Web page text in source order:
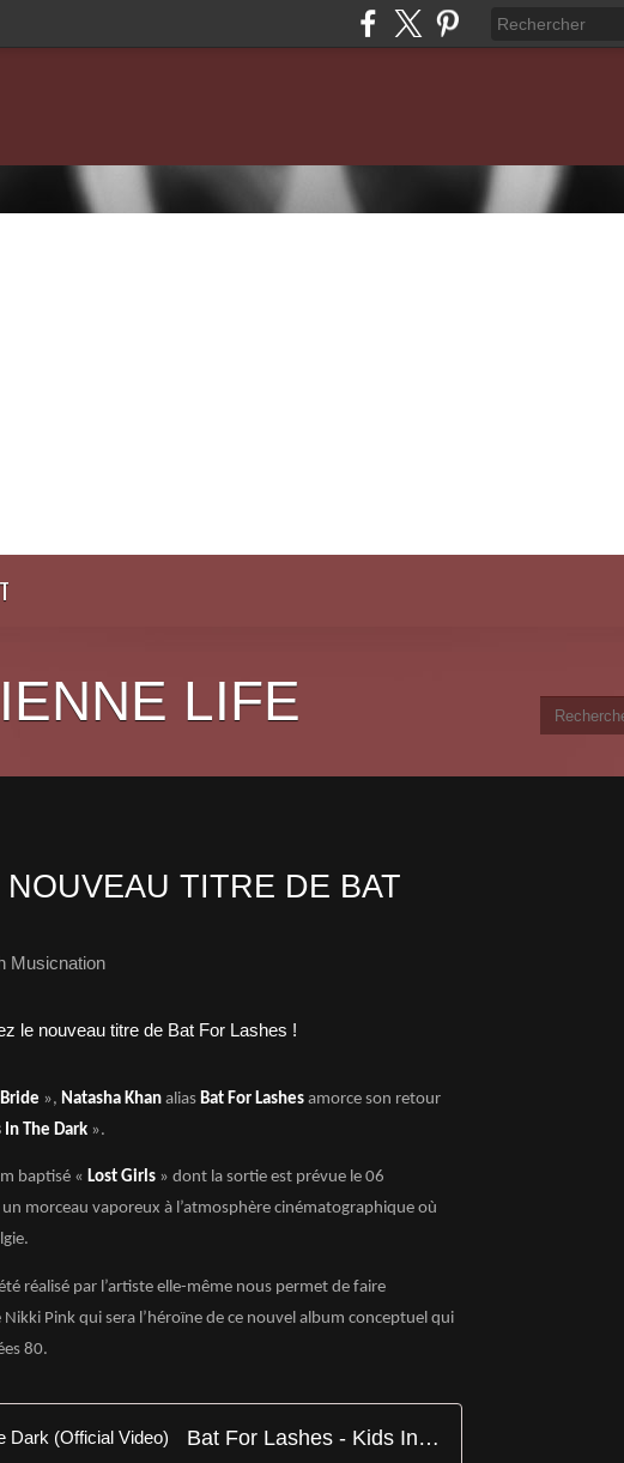
LIFE
TITRE DE BAT
Musicnation
», Natasha Khan alias Bat For Lashes amorce son retour
In The Dark ».
baptisé « Lost Girls » dont la sortie est prévue le 06
un morceau vaporeux à l’atmosphère cinématographique où
réalisé par l’artiste elle-même nous permet de faire
Pink qui sera l’héroïne de ce nouvel album conceptuel qui
80.
Bat For Lashes - Kids In The Dark (Official Video)